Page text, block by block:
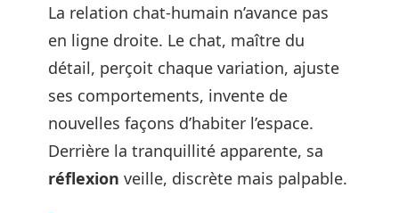
La relation chat-humain n’avance pas
en ligne droite. Le chat, maître du
détail, perçoit chaque variation, ajuste
ses comportements, invente de
nouvelles façons d’habiter l’espace.
Derrière la tranquillité apparente, sa
réflexion veille, discrète mais palpable.